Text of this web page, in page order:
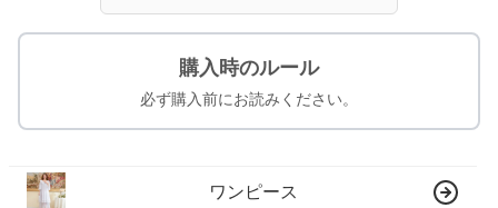
購入時のルール
必ず購入前にお読みください。
ワンピース